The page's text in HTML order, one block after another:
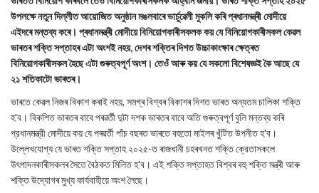
উপলক্ষে নতুন দিল্লীত আয়োজিত অনুষ্ঠান মঙলবাৰে ভার্চুৱেলী মুকলি কৰি প্ৰধানমন্ত্ৰী মোদীয়ে
এইদৰে মন্তব্য কৰে। প্ৰধানমন্ত্ৰী মোদীয়ে বিনিয়োগকাৰীসকলক কয় যে বিনিয়োগকাৰীসকল কেৱল
ভাৰতৰ শক্তি সপ্তাহৰ এটা অংশই নহয়, দেশৰ শক্তিৰ দিশত উচ্চাকাংক্ষাৰ ক্ষেত্ৰত
বিনিয়োগকাৰীসকল হৈছে এটা গুৰুত্বপূৰ্ণ অংশ। তেওঁ আৰু কয় যে সকলো বিশেষজ্ঞই কৈ আছে যে
২১ শতিকাটো ভাৰতৰ।
ভাৰতে কেৱল নিজৰ বিকাশ কৰাই নহয়, সমগ্ৰ বিশ্বৰ বিকাশৰ দিশত ভাৰত অন্যতম চালিকা শক্তি
হ'ব। বিকশিত ভাৰতৰ বাবে পৰৱৰ্তী দুটা দশক ভাৰতৰ বাবে অতি গুৰুত্বপূৰ্ণ বুলি মন্তব্য কৰি
প্রধানমন্ত্রী মোদীয়ে কয় যে পৰৱৰ্তী পাঁচ বছৰত ভাৰতে বহুতো মাইলৰ খুঁটিত উপনীত হ'ব।
উল্লেখযোগ্য যে ভাৰত শক্তি সপ্তাহ ২০২৫-ত ৰাজধানী চহৰখনত শক্তি ক্রেতাসকলে
উৎপাদনকাৰীসকলৰ সৈতে বৈঠকত মিলিত হ'ব। এই শক্তি সপ্তাহত বিশ্বৰ বহু শক্তি মন্ত্ৰী আৰু
শক্তি উদ্যোগৰ মুখ্য কার্যবাহীয়ে অংশ লৈছে।